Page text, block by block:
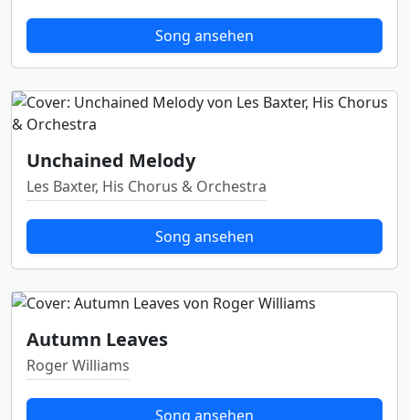
Song ansehen
Unchained Melody
Les Baxter, His Chorus & Orchestra
Song ansehen
Autumn Leaves
Roger Williams
Song ansehen